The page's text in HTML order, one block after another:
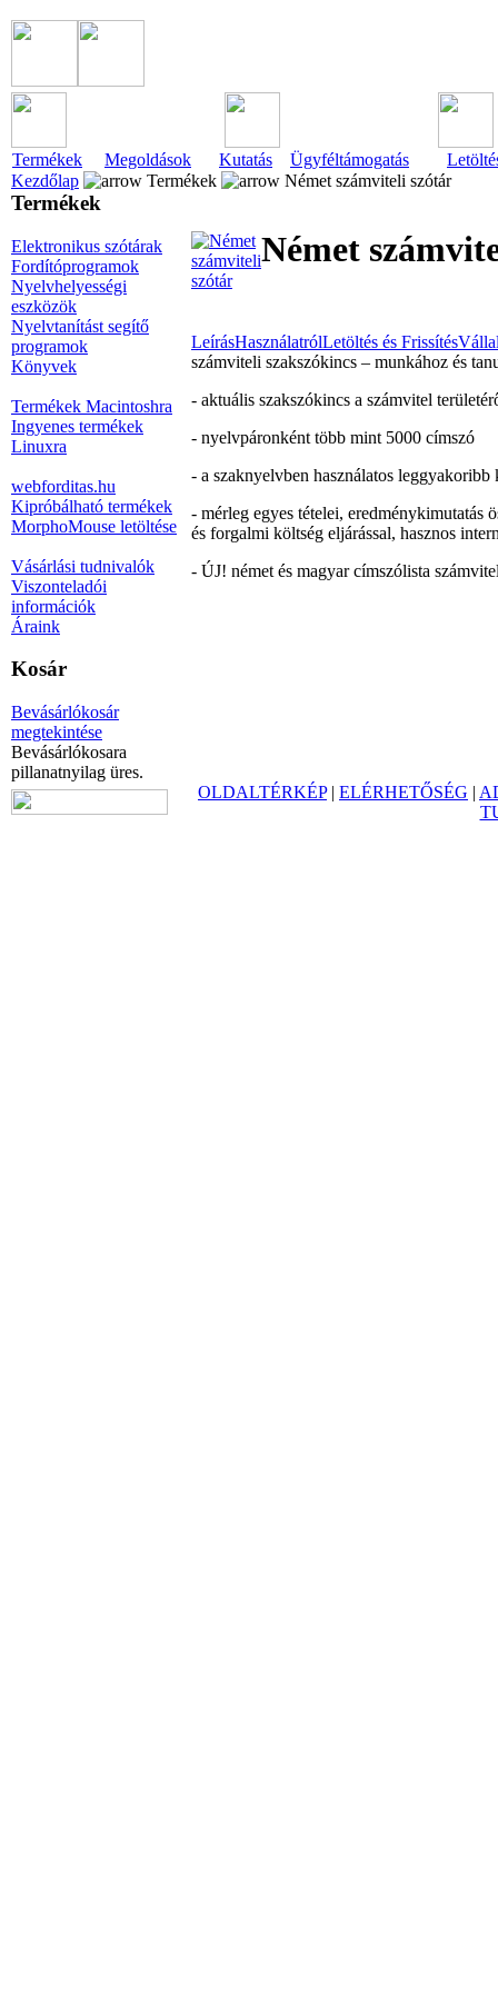
Termékek Megoldások Kutatás Ügyféltámogatás
Kezdőlap
Termékek Német számviteli szótár
Termékek
Elektronikus szótárak
Fordítóprogramok
Nyelvhelyességi
eszközök
Nyelvtanítást segítő
programok
Könyvek
Termékek Macintoshra
Ingyenes termékek
Linuxra
webforditas.hu
Kipróbálható termékek
MorphoMouse letöltése
Vásárlási tudnivalók
Viszonteladói
információk
Áraink
Kosár
Bevásárlókosár
megtekintése
Bevásárlókosara
pillanatnyilag üres.
Német
LeírásHasználatrólLetöltés és Frissítés
számviteli szakszókincs – munkához és
- aktuális szakszókincs a számvitel
- nyelvpáronként több mint 5000 címszó
- a szaknyelvben használatos leggyakoribb
- mérleg egyes tételei, eredménykimutatás
és forgalmi költség eljárással, hasznos
- ÚJ! német és magyar címszólista
OLDALTÉRKÉP| ELÉRHETŐSÉG |